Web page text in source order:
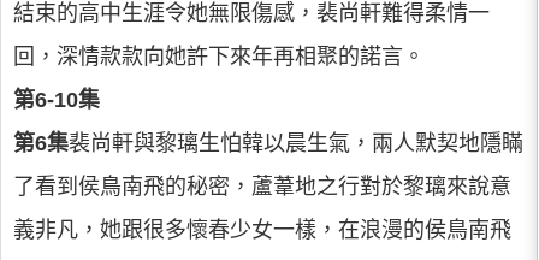
結束的高中生涯令她無限傷感，裴尚軒難得柔情一
回，深情款款向她許下來年再相聚的諾言。
第6-10集
第6集裴尚軒與黎璃生怕韓以晨生氣，兩人默契地隱瞞
了看到侯鳥南飛的秘密，蘆葦地之行對於黎璃來說意
義非凡，她跟很多懷春少女一樣，在浪漫的侯鳥南飛